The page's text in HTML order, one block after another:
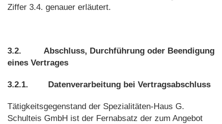
Ziffer 3.4. genauer erläutert.
3.2. Abschluss, Durchführung oder Beendigung
eines Vertrages
3.2.1. Datenverarbeitung bei Vertragsabschluss
Tätigkeitsgegenstand der Spezialitäten-Haus G.
Schulteis GmbH ist der Fernabsatz der zum Angebot